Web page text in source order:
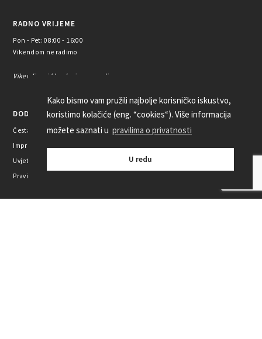
Kako bismo vam pružili najbolje korisničko iskustvo,
koristimo kolačiće (eng. “cookies“). Više informacija
možete saznati u pravilima o privatnosti
U redu
RADNO VRIJEME
Pon - Pet: 08:00 - 16:00
Vikendom ne radimo
Vikendima i blagdanima ne radimo
DODATNE INFORMACIJE
Česta pitanja
Imprint
Uvjeti korištenja
Pravila privatnosti